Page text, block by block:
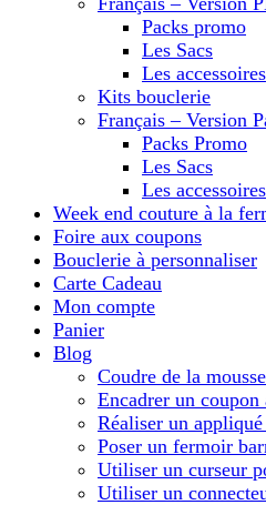
Packs promo
Les Sacs
Les accessoires
Kits bouclerie
Français – Version
Packs Promo
Les Sacs
Les accessoires
Week end couture à la
Foire aux coupons
Bouclerie à personnaliser
Carte Cadeau
Mon compte
Panier
Blog
Coudre de la
Encadrer un coupon
Réaliser un
Poser un fermoir
Utiliser un curseur
Utiliser un